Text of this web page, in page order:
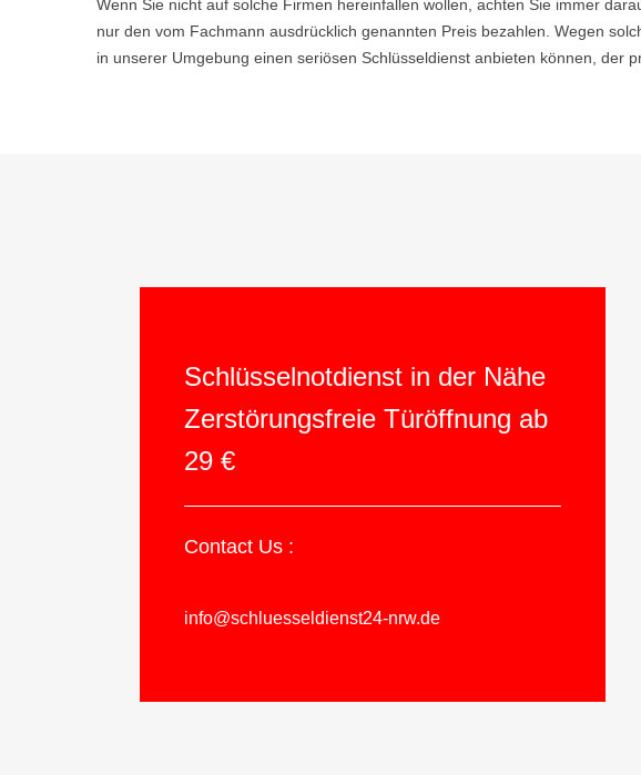
Wenn Sie nicht auf solche Firmen hereinfallen wollen, achten Sie immer
nur den vom Fachmann ausdrücklich genannten Preis bezahlen. Wegen
in unserer Umgebung einen seriösen Schlüsseldienst anbieten können, der
Schlüsselnotdienst in der Nähe
Zerstörungsfreie Türöffnung ab
29 €
Contact Us :
info@schluesseldienst24-nrw.de